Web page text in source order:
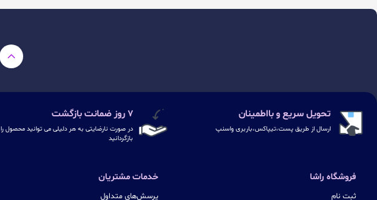
تحویل سریع و بااطمینان
ارسال از طریق پست،تیپاکس،باربری واسنپ
۷ روز ضمانت بازگشت
در صورت نارضایتی به هر دلیلی می توانید محصول را
بازگردانید
فروشگاه راشا
ثبت نام
خدمات مشتریان
پرسش‌های متداول